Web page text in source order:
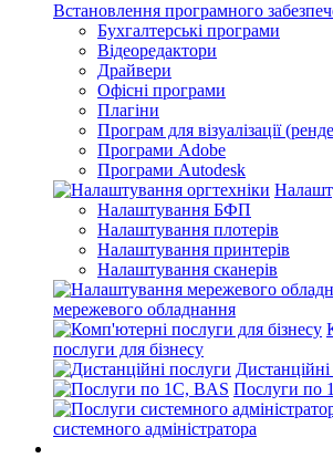
Встановлення програмного
Бухгалтерські програми
Відеоредактори
Драйвери
Офісні програми
Плагіни
Програм для візуалізації
Програми Adobe
Програми Autodesk
Налаштування БФП
Налаштування плотерів
Налаштування принтерів
Налаштування сканерів
мережевого обладнання
послуги для бізнесу
Послуги по
системного адміністратора